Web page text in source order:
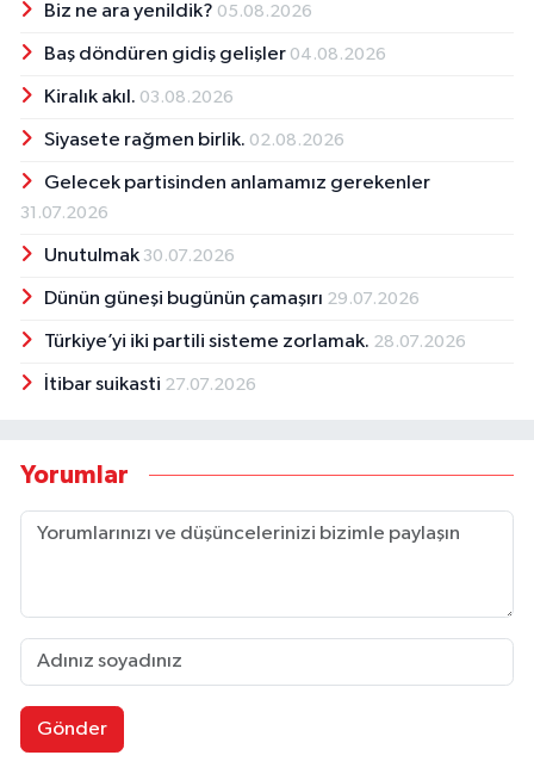
Biz ne ara yenildik? 05.08.2026
Baş döndüren gidiş gelişler 04.08.2026
Kiralık akıl. 03.08.2026
Siyasete rağmen birlik. 02.08.2026
Gelecek partisinden anlamamız gerekenler
31.07.2026
Unutulmak 30.07.2026
Dünün güneşi bugünün çamaşırı 29.07.2026
Türkiye’yi iki partili sisteme zorlamak. 28.07.2026
İtibar suikasti 27.07.2026
Yorumlar
Gönder